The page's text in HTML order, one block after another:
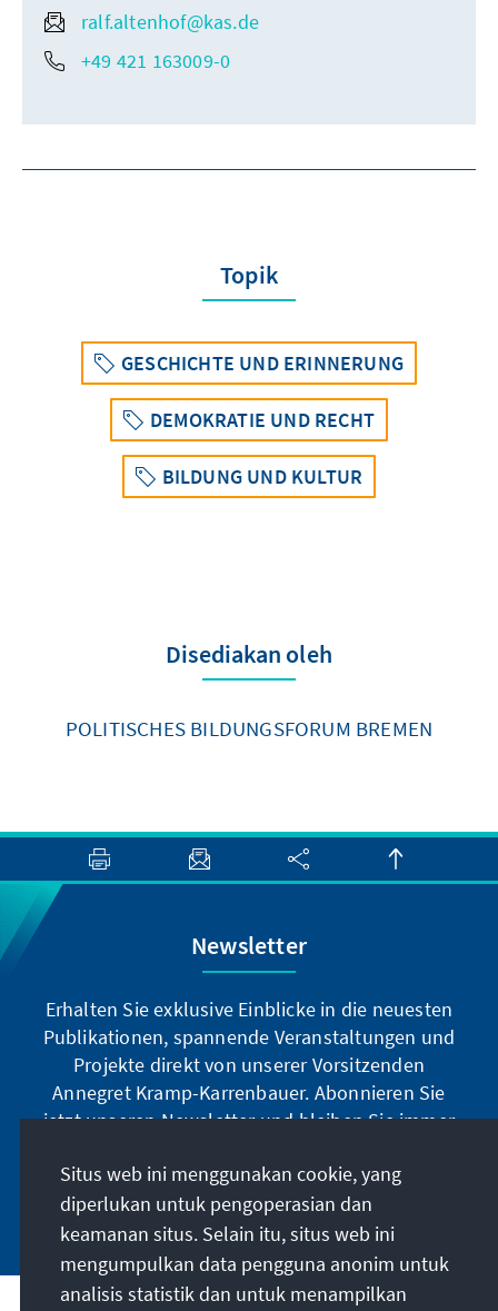
ralf.altenhof@kas.de
+49 421 163009-0
Topik
GESCHICHTE UND ERINNERUNG
DEMOKRATIE UND RECHT
BILDUNG UND KULTUR
Disediakan oleh
POLITISCHES BILDUNGSFORUM BREMEN
Newsletter
Erhalten Sie exklusive Einblicke in die neuesten
Publikationen, spannende Veranstaltungen und
Projekte direkt von unserer Vorsitzenden
Annegret Kramp-Karrenbauer. Abonnieren Sie
jetzt unseren Newsletter und bleiben Sie immer
Jetzt abonnieren
Situs web ini menggunakan cookie, yang
diperlukan untuk pengoperasian dan
keamanan situs. Selain itu, situs web ini
mengumpulkan data pengguna anonim untuk
analisis statistik dan untuk menampilkan